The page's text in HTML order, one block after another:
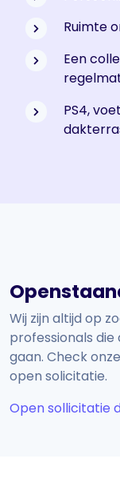
Ruimte
Een
PS4,
Wij zijn altijd op
professionals
gaan. Check
open solicitatie.
Open sollicitatie